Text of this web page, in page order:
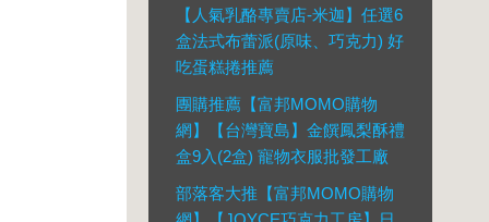
【人氣乳酪專賣店-米迦】任選6
盒法式布蕾派(原味、巧克力) 好
吃蛋糕捲推薦
團購推薦【富邦MOMO購物
網】【台灣寶島】金饌鳳梨酥禮
盒9入(2盒) 寵物衣服批發工廠
部落客大推【富邦MOMO購物